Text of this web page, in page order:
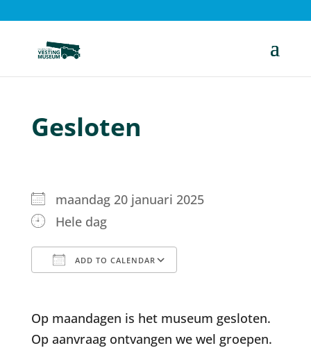
Gesloten
maandag 20 januari 2025
Hele dag
ADD TO CALENDAR
Op maandagen is het museum gesloten.
Op aanvraag ontvangen we wel groepen.